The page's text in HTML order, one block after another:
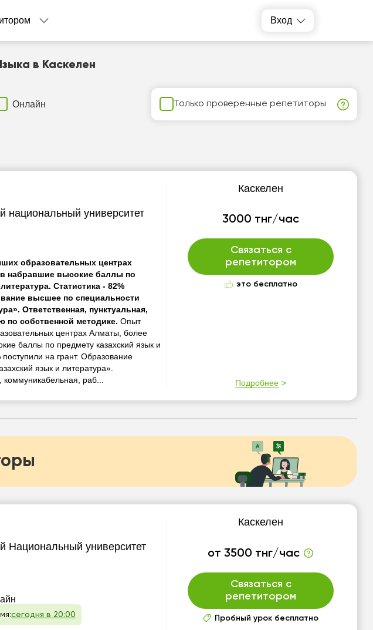
Вход
в Каскелен
Онлайн Только проверенные репетиторы
национальный университет
образовательных центрах
набравшие высокие баллы по
Статистика - 82%
высшее по специальности
Ответственная, пунктуальная,
по собственной методике. Опыт
центрах Алматы, более
баллы по предмету казахский язык и
на грант. Образование
язык и литература».
коммуникабельная, раб...
Каскелен
3000 тнг/час
Связаться с
репетитором
это бесплатно
Подробнее
Национальный университет
сегодня в 20:00
Каскелен
от 3500 тнг/час
Связаться с
репетитором
Пробный урок бесплатно